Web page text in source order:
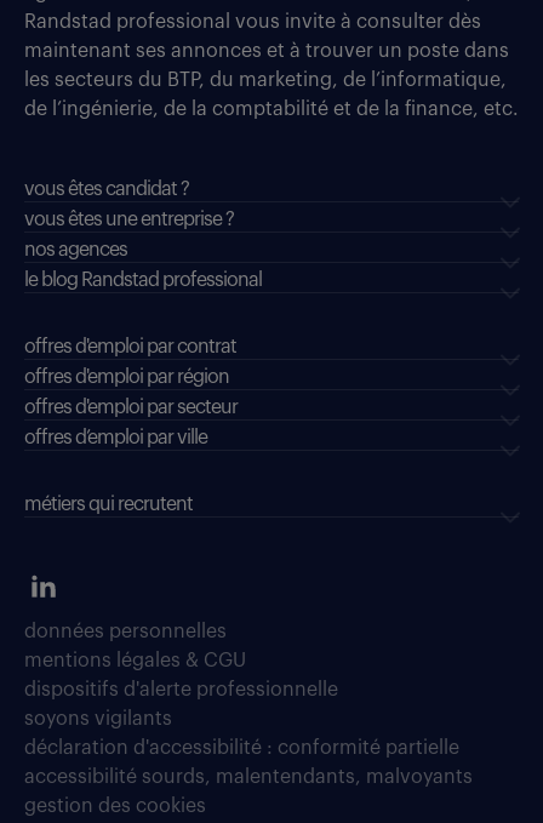
Randstad professional vous invite à consulter dès
maintenant ses annonces et à trouver un poste dans
les secteurs du BTP, du marketing, de l’informatique,
de l’ingénierie, de la comptabilité et de la finance, etc.
vous êtes candidat ?
vous êtes une entreprise ?
nos agences
le blog Randstad professional
offres d'emploi par contrat
offres d'emploi par région
offres d'emploi par secteur
offres d’emploi par ville
métiers qui recrutent
données personnelles
mentions légales & CGU
dispositifs d'alerte professionnelle
soyons vigilants
déclaration d'accessibilité : conformité partielle
accessibilité sourds, malentendants, malvoyants
gestion des cookies